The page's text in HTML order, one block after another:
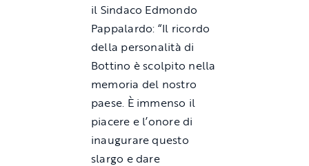
il Sindaco Edmondo
Pappalardo: “Il ricordo
della personalità di
Bottino è scolpito nella
memoria del nostro
paese. È immenso il
piacere e l’onore di
inaugurare questo
slargo e dare